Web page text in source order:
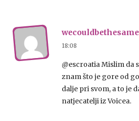
wecouldbethesame
18:08
@escroatia Mislim da
znam što je gore od
dalje pri svom, a to je
natjecatelji iz Voicea.